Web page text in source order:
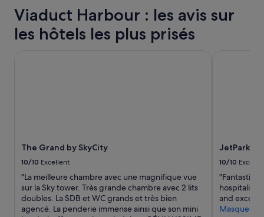
heures
sur
la
disponibilité
sont
susceptibles
de
changer.
Viaduct Harbour : les avis sur
les hôtels les plus prisés
The Grand by SkyCity
10/10 Excellent
"La meilleure chambre avec une magnifique vue
sur la Sky tower. Très grande chambre avec 2 lits
doubles. La SDB et WC grands et très bien
agencé. La penderie immense ainsi que son mini
JetPark
10/10
"Fantastic
hospitality
and
Masquer